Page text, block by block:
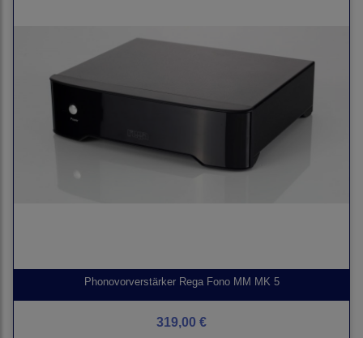
Phonovorverstärker Rega Fono MM MK 5
319,00 €